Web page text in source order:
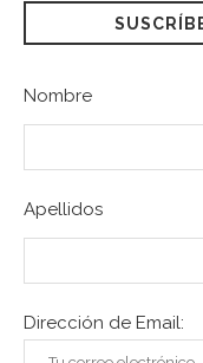
Nombre
Apellidos
Dirección de Email: